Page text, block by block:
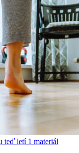
teď letí 1 materiál